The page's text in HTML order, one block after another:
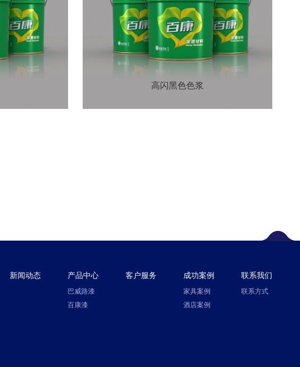
高闪黑色色浆
新闻动态 产品中心
巴威路漆
百康漆
客户服务 成功案例
家具案例
酒店案例
联系我们
联系方式